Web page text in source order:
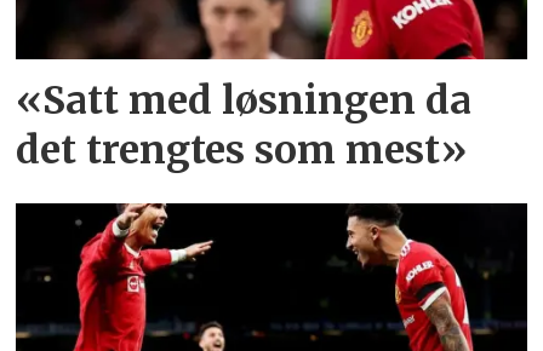
«Satt med løsningen da
det trengtes som mest»